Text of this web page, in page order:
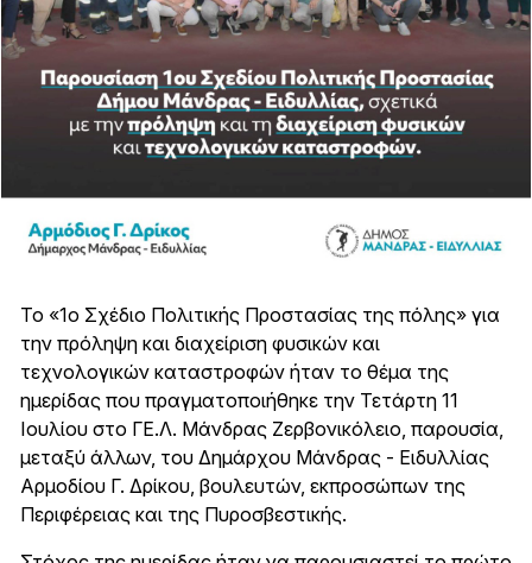
Το «1ο Σχέδιο Πολιτικής Προστασίας της πόλης» για
την πρόληψη και διαχείριση φυσικών και
τεχνολογικών καταστροφών ήταν το θέμα της
ημερίδας που πραγματοποιήθηκε την Τετάρτη 11
Ιουλίου στο ΓΕ.Λ. Μάνδρας Ζερβονικόλειο, παρουσία,
μεταξύ άλλων, του Δημάρχου Μάνδρας - Ειδυλλίας
Αρμοδίου Γ. Δρίκου, βουλευτών, εκπροσώπων της
Περιφέρειας και της Πυροσβεστικής.